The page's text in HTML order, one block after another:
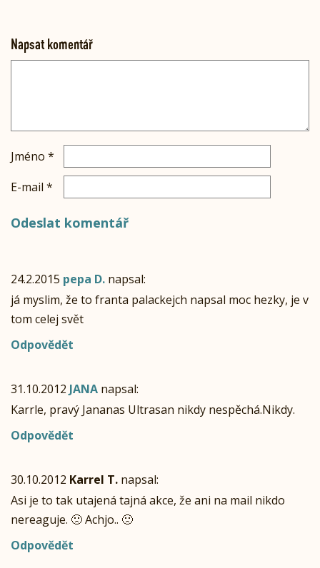
Napsat komentář
Jméno *
E-mail *
24.2.2015 pepa D. napsal:
já myslim, že to franta palackejch napsal moc hezky, je v
tom celej svět
Odpovědět
31.10.2012 JANA napsal:
Karrle, pravý Jananas Ultrasan nikdy nespěchá.Nikdy.
Odpovědět
30.10.2012 Karrel T. napsal:
Asi je to tak utajená tajná akce, že ani na mail nikdo
nereaguje. 🙁 Achjo.. 🙁
Odpovědět